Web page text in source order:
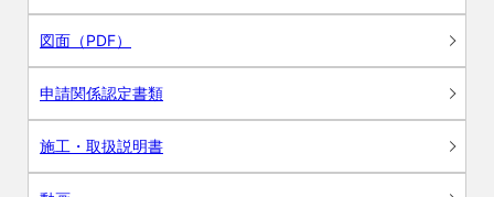
図面（PDF）
申請関係認定書類
施工・取扱説明書